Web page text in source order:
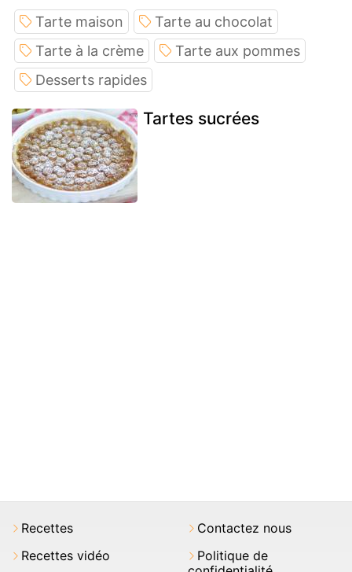
Tarte maison
Tarte au chocolat
Tarte à la crème
Tarte aux pommes
Desserts rapides
Tartes sucrées
Recettes
Recettes vidéo
Contactez nous
Politique de